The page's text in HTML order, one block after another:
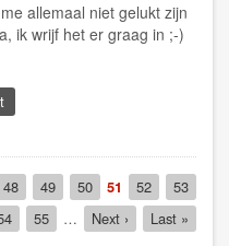
allemaal niet gelukt zijn
ik wrijf het er graag in ;-)
Page
48 Page
49 Page
50
Current
page
51 Page
52 Page
53
Page
55 …
Next
page
Next ›
Last
page
Last »